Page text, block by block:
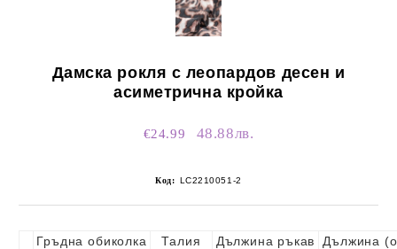
Дамска рокля с леопардов десен и
асиметрична кройка
€24.99 48.88лв.
Код: LC2210051-2
Гръдна обиколка Талия Дължина ръкав
Дължина